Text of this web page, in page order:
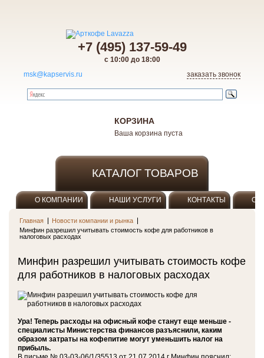
КОРЗИНА
Ваша корзина пуста
+7 (495) 137-59-49
с 10:00 до 18:00
msk@kapservis.ru
заказать звонок
КАТАЛОГ ТОВАРОВ
О КОМПАНИИ НАШИ УСЛУГИ КОНТАКТЫ
Главная
Новости компании и рынка
Минфин разрешил учитывать стоимость кофе для работников в
налоговых расходах
Минфин разрешил учитывать стоимость кофе
для работников в налоговых расходах
Ура! Теперь расходы на офисный кофе станут еще меньше -
специалисты Министерства финансов разъяснили, каким
образом затраты на кофепитие могут уменьшить налог на
прибыль.